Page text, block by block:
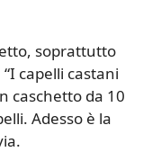
soprattutto
capelli castani
caschetto da 10
Adesso è la